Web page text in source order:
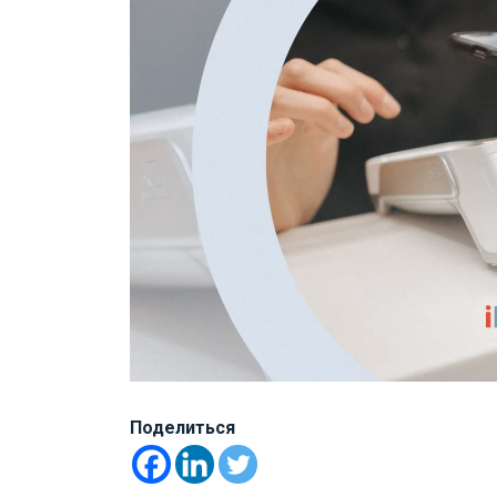
Поделиться